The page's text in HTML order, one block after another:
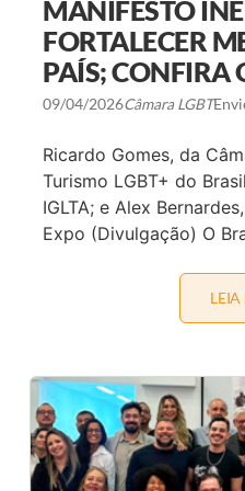
MANIFESTO
FORTALECER
PAÍS; CONFIRA
09/04/2026Câmara LGBT
Ricardo Gomes, da
Turismo LGBT+ do
IGLTA; e Alex
Expo (Divulgação) O
LEIA